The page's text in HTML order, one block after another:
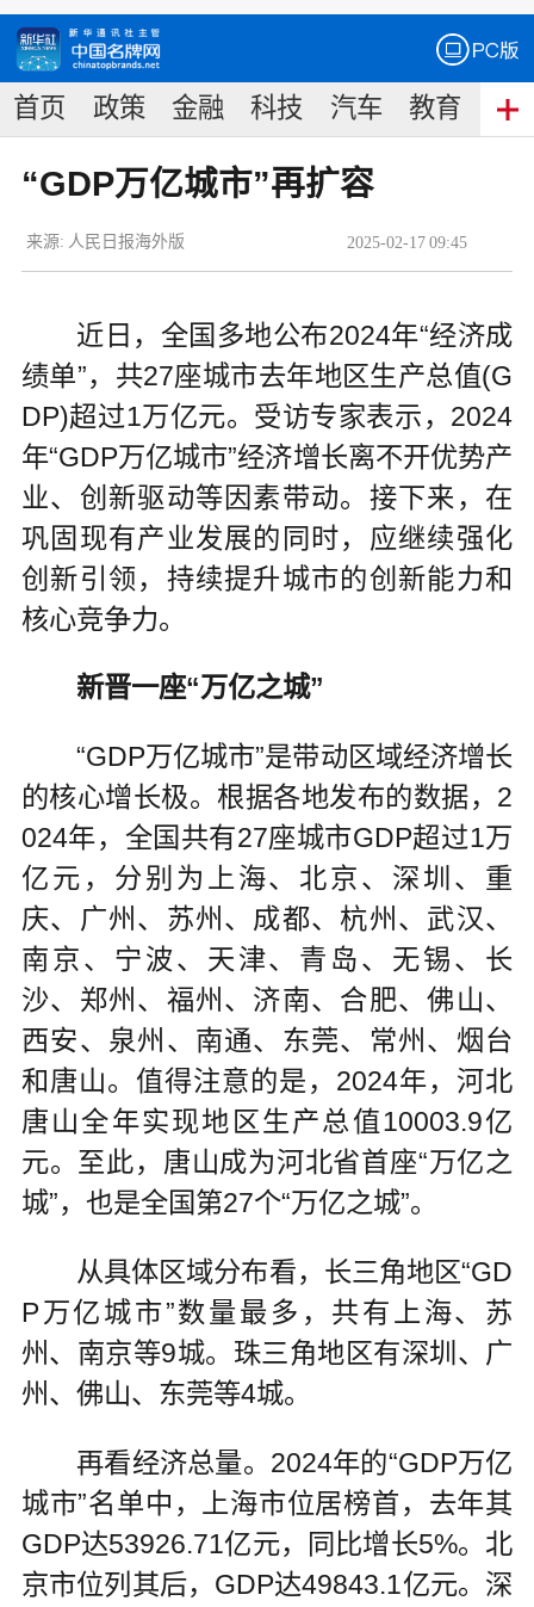
首页 政策 金融 科技 汽车 教育 食
“GDP万亿城市”再扩容
2025-02-17 09:45
来源: 人民日报海外版
近日，全国多地公布2024年“经济成
绩单”，共27座城市去年地区生产总值(G
DP)超过1万亿元。受访专家表示，2024
年“GDP万亿城市”经济增长离不开优势产
业、创新驱动等因素带动。接下来，在
巩固现有产业发展的同时，应继续强化
创新引领，持续提升城市的创新能力和
核心竞争力。
新晋一座“万亿之城”
“GDP万亿城市”是带动区域经济增长
的核心增长极。根据各地发布的数据，2
024年，全国共有27座城市GDP超过1万
亿元，分别为上海、北京、深圳、重
庆、广州、苏州、成都、杭州、武汉、
南京、宁波、天津、青岛、无锡、长
沙、郑州、福州、济南、合肥、佛山、
西安、泉州、南通、东莞、常州、烟台
和唐山。值得注意的是，2024年，河北
唐山全年实现地区生产总值10003.9亿
元。至此，唐山成为河北省首座“万亿之
城”，也是全国第27个“万亿之城”。
从具体区域分布看，长三角地区“GD
P万亿城市”数量最多，共有上海、苏
州、南京等9城。珠三角地区有深圳、广
州、佛山、东莞等4城。
再看经济总量。2024年的“GDP万亿
城市”名单中，上海市位居榜首，去年其
GDP达53926.71亿元，同比增长5%。北
京市位列其后，GDP达49843.1亿元。深